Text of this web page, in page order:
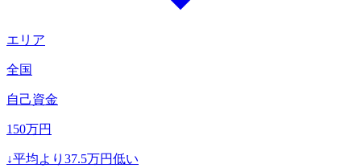
エリア
全国
自己資金
150万円
↓平均より 37.5万円低い